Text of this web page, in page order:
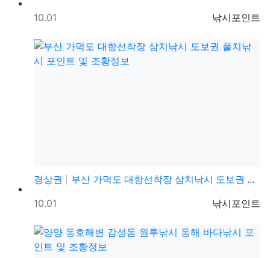
등록자
낚시포인트
등록일
10.01
경상권
부산 가덕도 대항선착장 삼치낚시 도보권 풀치낚시 포인트…
등록자
낚시포인트
등록일
10.01